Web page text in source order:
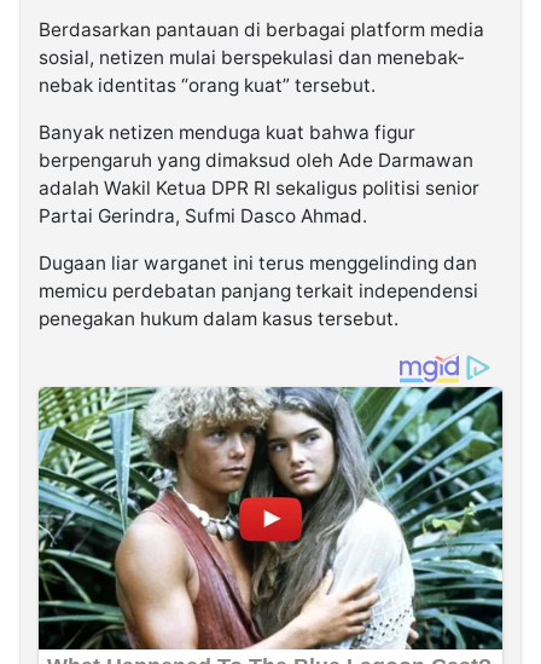
Berdasarkan pantauan di berbagai platform media
sosial, netizen mulai berspekulasi dan menebak-
nebak identitas “orang kuat” tersebut.
Banyak netizen menduga kuat bahwa figur
berpengaruh yang dimaksud oleh Ade Darmawan
adalah Wakil Ketua DPR RI sekaligus politisi senior
Partai Gerindra, Sufmi Dasco Ahmad.
Dugaan liar warganet ini terus menggelinding dan
memicu perdebatan panjang terkait independensi
penegakan hukum dalam kasus tersebut.